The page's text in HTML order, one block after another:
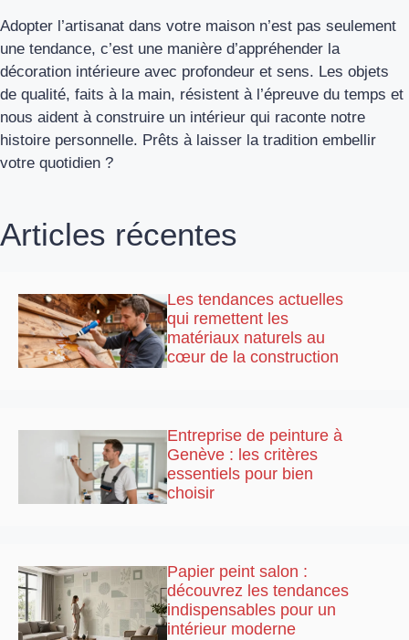
Adopter l’artisanat dans votre maison n’est pas seulement
une tendance, c’est une manière d’appréhender la
décoration intérieure avec profondeur et sens. Les objets
de qualité, faits à la main, résistent à l’épreuve du temps et
nous aident à construire un intérieur qui raconte notre
histoire personnelle. Prêts à laisser la tradition embellir
votre quotidien ?
Articles récentes
Les tendances actuelles
qui remettent les
matériaux naturels au
cœur de la construction
Entreprise de peinture à
Genève : les critères
essentiels pour bien
choisir
Papier peint salon :
découvrez les tendances
indispensables pour un
intérieur moderne